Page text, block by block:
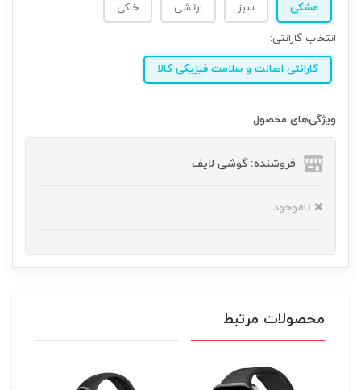
مشکی سبز ارتشی خاکی
انتخاب گارانتی:
گارانتی اصالت و سلامت فیزیکی کالا
ویژگی‌های محصول
فروشنده: گوشی لایف
ناموجود
محصولات مرتبط